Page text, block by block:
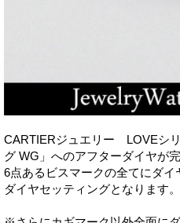
CARTIERジュエリー LOVEシ
グ WG」へのアフターダイヤが
6点あるビスマークの全てにダ
ダイヤセッティングとなります。